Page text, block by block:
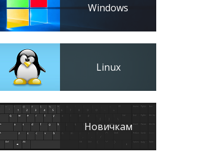
Windows
Linux
Новичкам